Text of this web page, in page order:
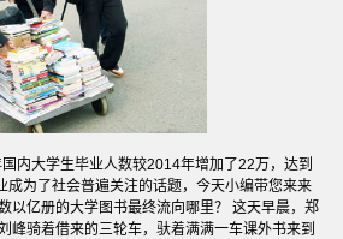
内大学生毕业人数较2014年增加了22万，达到
成为了社会普遍关注的话题，今天小编带您来来
以亿册的大学图书最终流向哪里？ 这天早晨，郑
峰骑着借来的三轮车，驮着满满一车课外书来到